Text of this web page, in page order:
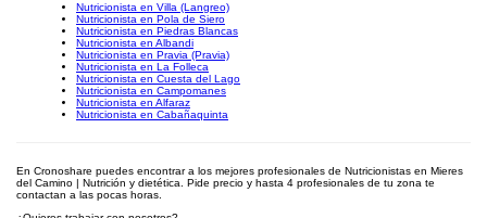
Nutricionista en Villa (Langreo)
Nutricionista en Pola de Siero
Nutricionista en Piedras Blancas
Nutricionista en Albandi
Nutricionista en Pravia (Pravia)
Nutricionista en La Folleca
Nutricionista en Cuesta del Lago
Nutricionista en Campomanes
Nutricionista en Alfaraz
Nutricionista en Cabañaquinta
En Cronoshare puedes encontrar a los mejores profesionales de Nutricionistas en Mieres
del Camino | Nutrición y dietética. Pide precio y hasta 4 profesionales de tu zona te
contactan a las pocas horas.